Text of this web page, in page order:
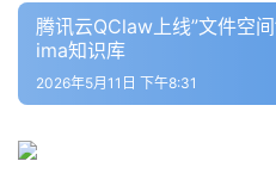
腾讯云QClaw上线”文件空
ima知识库
2026年5月11日 下午8:31